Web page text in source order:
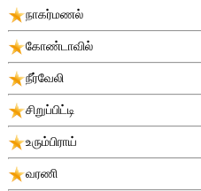
நாகர்மணல்
கோண்டாவில்
நீர்வேலி
சிறுப்பிட்டி
உரும்பிராய்
வரணி